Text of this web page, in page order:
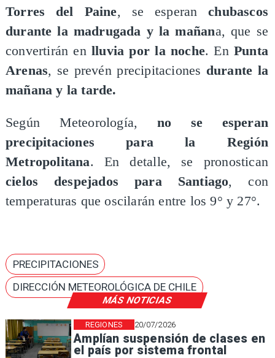
MÁS NOTICIAS
20/07/2026
Amplían suspensión de clases en
el país por sistema frontal
REGIONES
Torres del Paine, se esperan chubascos
durante la madrugada y la mañana, que se
convertirán enlluvia por la noche. EnPunta
Arenas, se prevén precipitaciones durante la
mañana y la tarde.
Según Meteorología, no se esperan
precipitaciones para la Región
Metropolitana. En detalle, se pronostican
cielos despejados para Santiago, con
temperaturas que oscilarán entre los 9° y 27°.
PRECIPITACIONES
DIRECCIÓN METEOROLÓGICA DE CHILE